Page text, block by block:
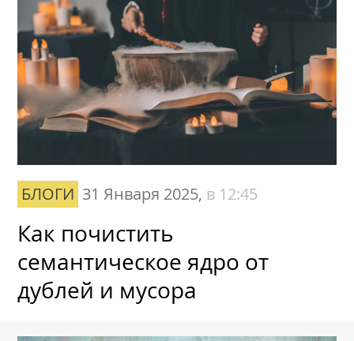
БЛОГИ 31 Января 2025, в 12:45
Как почистить
семантическое ядро от
дублей и мусора